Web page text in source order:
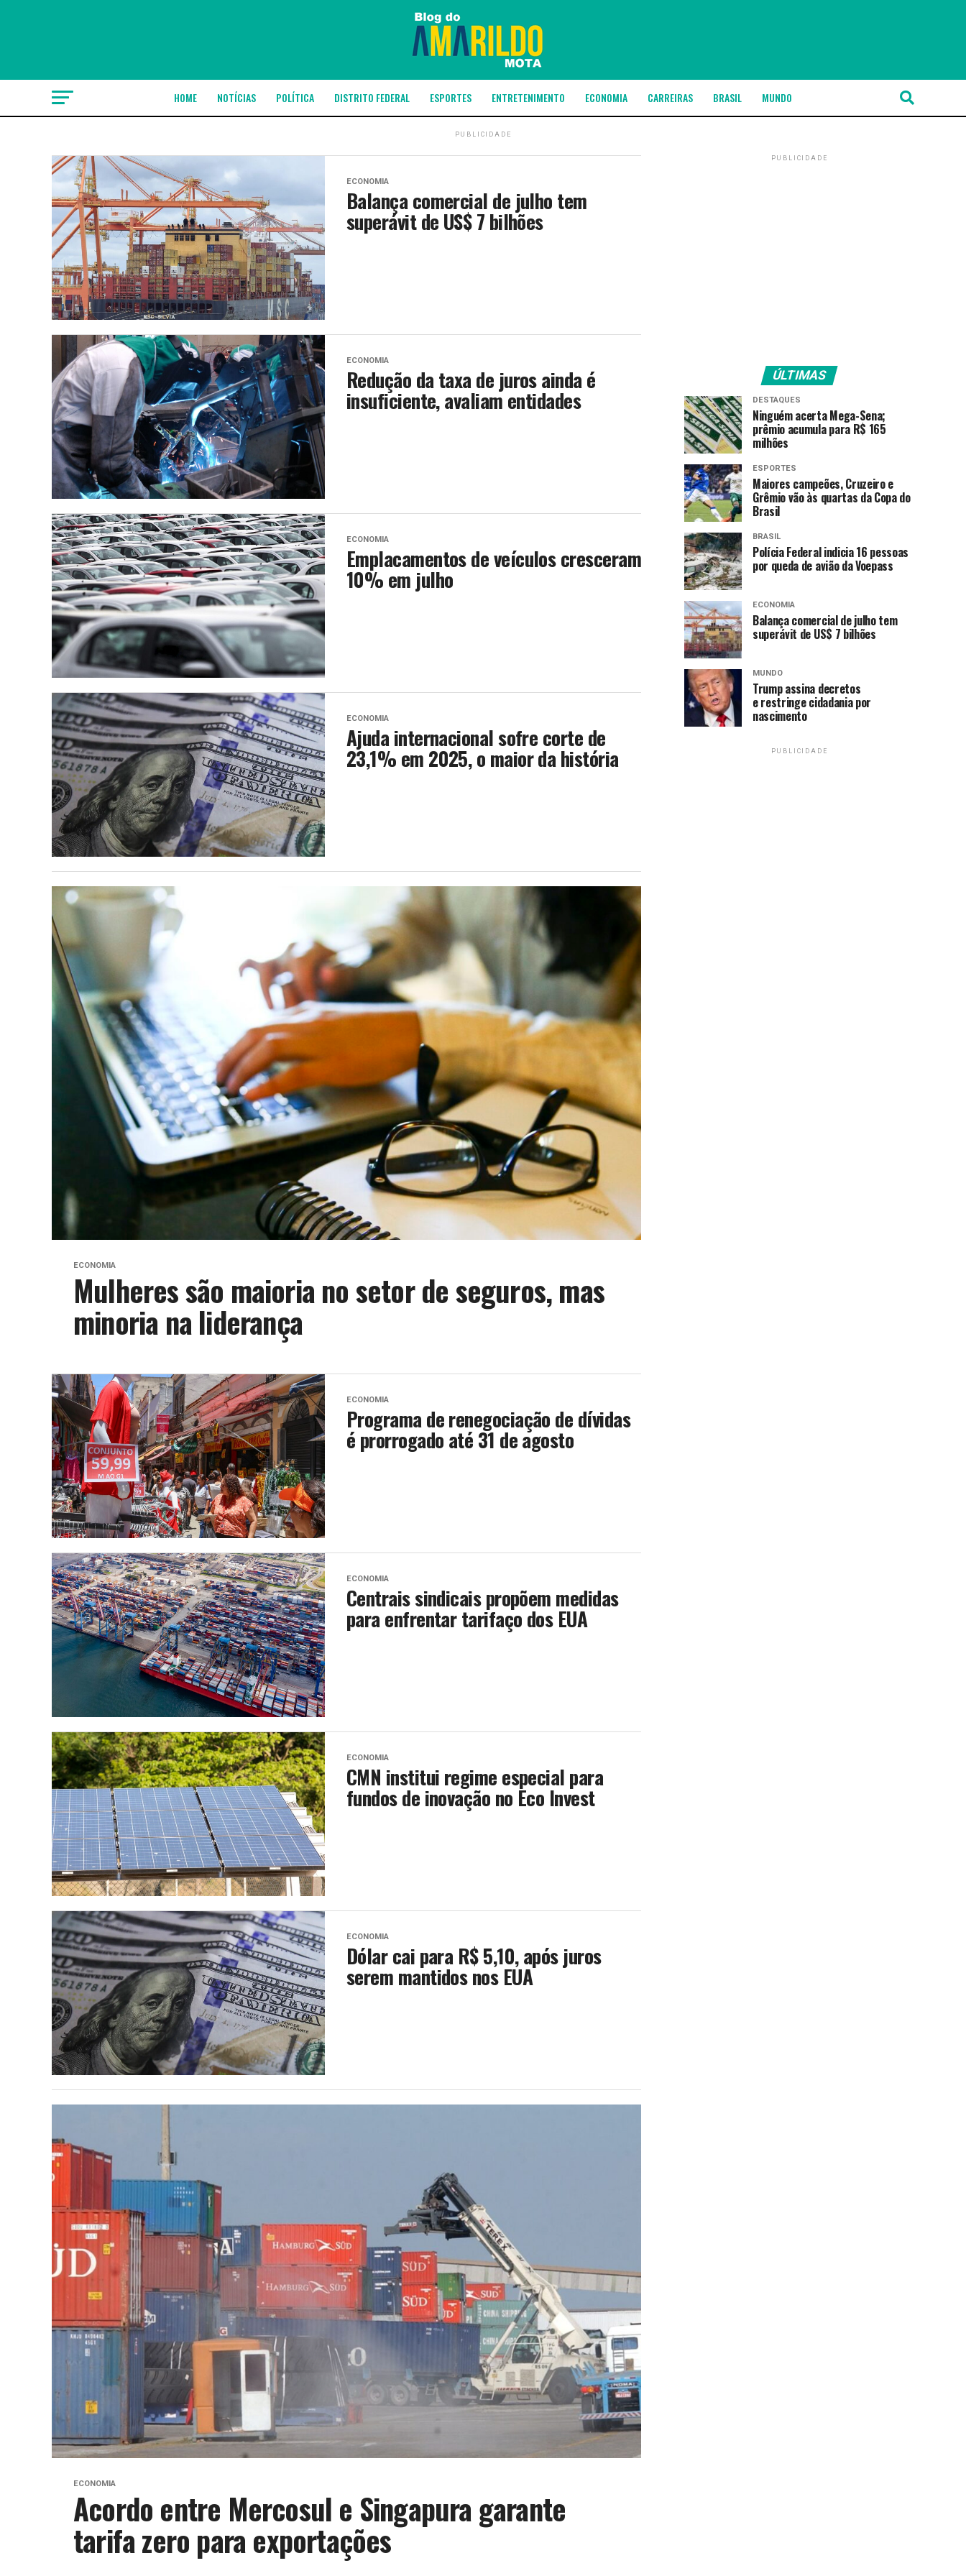
HOME NOTÍCIAS POLÍTICA DISTRITO FEDERAL ESPORTES ENTRETENIMENTO ECONOMIA CARREIRAS BRASIL MUNDO
PUBLICIDADE
ECONOMIA
Balança comercial de julho tem
superávit de US$ 7 bilhões
ECONOMIA
Redução da taxa de juros ainda é
insuficiente, avaliam entidades
ECONOMIA
Emplacamentos de veículos cresceram
10% em julho
ECONOMIA
Ajuda internacional sofre corte de
23,1% em 2025, o maior da história
ECONOMIA
Mulheres são maioria no setor de seguros, mas
minoria na liderança
ECONOMIA
Programa de renegociação de dívidas
é prorrogado até 31 de agosto
ECONOMIA
Centrais sindicais propõem medidas
para enfrentar tarifaço dos EUA
ECONOMIA
CMN institui regime especial para
fundos de inovação no Eco Invest
ECONOMIA
Dólar cai para R$ 5,10, após juros
serem mantidos nos EUA
ECONOMIA
Acordo entre Mercosul e Singapura garante
tarifa zero para exportações
PUBLICIDADE
ÚLTIMAS
DESTAQUES
Ninguém acerta Mega-Sena;
prêmio acumula para R$ 165
milhões
ESPORTES
Maiores campeões, Cruzeiro e
Grêmio vão às quartas da Copa do
Brasil
BRASIL
Polícia Federal indicia 16 pessoas
por queda de avião da Voepass
ECONOMIA
Balança comercial de julho tem
superávit de US$ 7 bilhões
MUNDO
Trump assina decretos
e restringe cidadania por
nascimento
PUBLICIDADE